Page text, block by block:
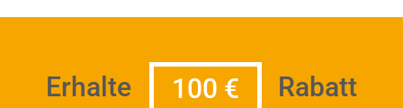
Erhalte 100 € Rabatt